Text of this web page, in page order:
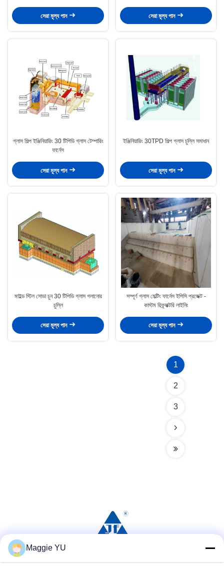
সেরা মূল্য পান সেরা মূল্য পান
গ্লাস শিল্প ইঞ্জিনিয়ারিং 30 টিপিডি গ্লাস টেম্পারিং
ফার্নেস
সেরা মূল্য পান
ইঞ্জিনিয়ারিং 30TPD শিল্প গ্লাস চুল্লি সমাধান
সেরা মূল্য পান
মাইল্ড স্টিল সোডা চুন 30 টিপিডি গ্লাস গলানোর
চুল্লি
সেরা মূল্য পান
সম্পূর্ণ গ্লাস মেল্টিং ফার্নেস ইপিসি প্রজেক্ট -
কাস্টম রিফ্র্যাক্টরি লাইনিং
সেরা মূল্য পান
1
2
3
Maggie YU